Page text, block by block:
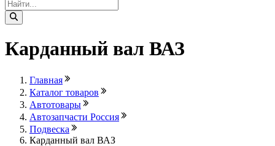
Карданный вал ВАЗ
Главная
Каталог товаров
Автотовары
Автозапчасти Россия
Подвеска
Карданный вал ВАЗ